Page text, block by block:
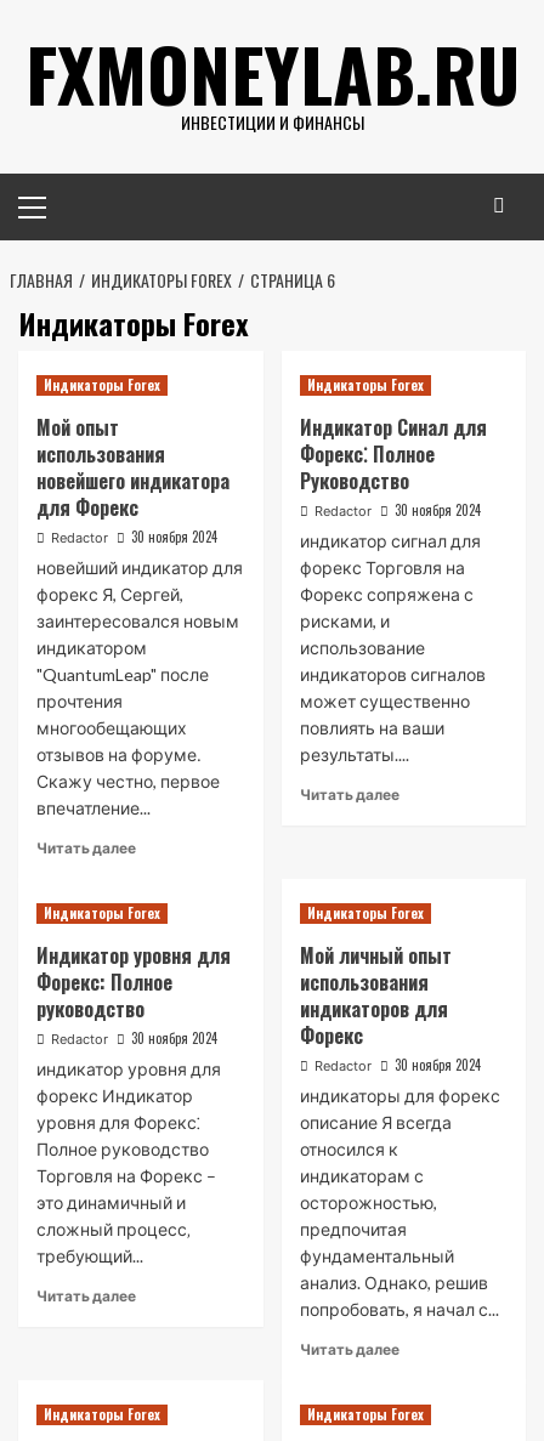
содержимому
FXMONEYLAB.RU
ИНВЕСТИЦИИ И ФИНАНСЫ
меню
ГЛАВНАЯ ИНДИКАТОРЫ FOREX СТРАНИЦА 6
Индикаторы Forex
Индикаторы Forex
Мой опыт
использования
новейшего индикатора
для Форекс
Redactor 30 ноября 2024
новейший индикатор для
форекс Я, Сергей,
заинтересовался новым
индикатором
"QuantumLeap" после
прочтения
многообещающих
отзывов на форуме․
Скажу честно, первое
впечатление...
Читать далееRead
Мой
использования
новейшего
индикатора
для
Форекс
Индикаторы Forex
Индикатор Синал для
Форекс⁚ Полное
Руководство
Redactor 30 ноября 2024
индикатор сигнал для
форекс Торговля на
Форекс сопряжена с
рисками, и
использование
индикаторов сигналов
может существенно
повлиять на ваши
результаты....
Читать далееRead
для
Форекс⁚
Полное
Руководство
Индикаторы Forex
Индикатор уровня для
Форекс: Полное
руководство
Redactor 30 ноября 2024
индикатор уровня для
форекс Индикатор
уровня для Форекс⁚
Полное руководство
Торговля на Форекс –
это динамичный и
сложный процесс‚
требующий...
Читать далееRead
для
Форекс:
Индикаторы Forex
Мой личный опыт
использования
индикаторов для
Форекс
Redactor 30 ноября 2024
индикаторы для форекс
описание Я всегда
относился к
индикаторам с
осторожностью,
предпочитая
фундаментальный
анализ. Однако, решив
попробовать, я начал с...
Читать далееRead
Мой
Индикаторы Forex Индикаторы Forex